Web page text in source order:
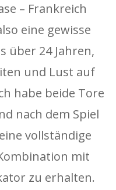
– Frankreich
eine gewisse
über 24 Jahren,
und Lust auf
habe beide Tore
nach dem Spiel
vollständige
mit
zu erhalten.